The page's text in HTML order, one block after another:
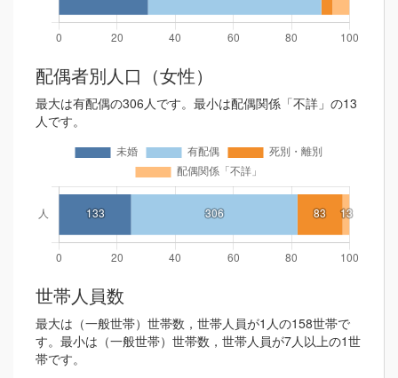
配偶者別人口（女性）
最大は有配偶の306人です。最小は配偶関係「不詳」の13
人です。
世帯人員数
最大は（一般世帯）世帯数，世帯人員が1人の158世帯で
す。最小は（一般世帯）世帯数，世帯人員が7人以上の1世
帯です。